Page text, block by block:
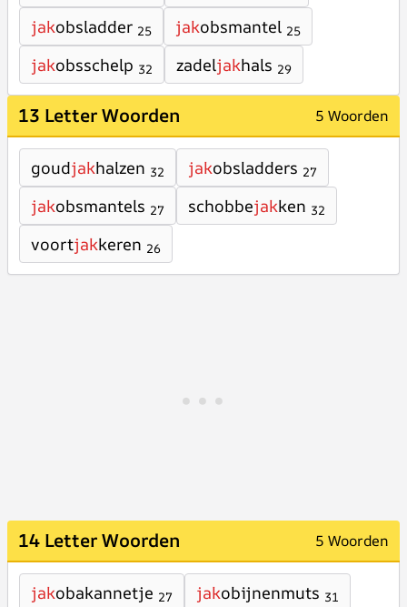
jakobsladder 25 jakobsmantel 25
jakobsschelp 32 zadeljakhals 29
13 Letter Woorden 5 Woorden
goudjakhalzen 32 jakobsladders 27
jakobsmantels 27 schobbejakken 32
voortjakkeren 26
14 Letter Woorden 5 Woorden
jakobakannetje 27 jakobijnenmuts 31